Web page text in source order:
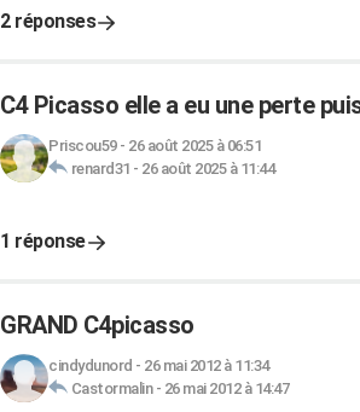
2 réponses
C4 Picasso elle a eu une perte
Priscou59- 26 août 2025 à 06:51
renard31 - 26 août 2025 à 11:44
1 réponse
GRAND C4picasso
cindydunord - 26 mai 2012 à 11:34
Castormalin- 26 mai 2012 à 14:47